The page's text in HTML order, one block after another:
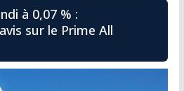
à 0,07 % :
sur le Prime All